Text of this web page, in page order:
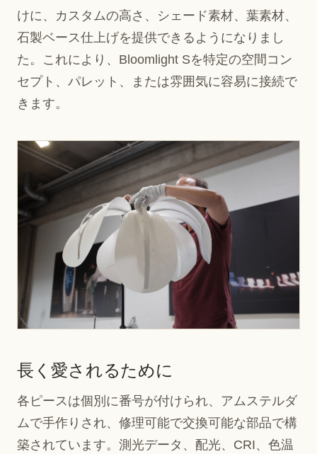
けに、カスタムの高さ、シェード素材、葉素材、
石製ベース仕上げを提供できるようになりまし
た。これにより、Bloomlight Sを特定の空間コン
セプト、パレット、または雰囲気に容易に接続で
きます。
長く愛されるために
各ピースは個別に番号が付けられ、アムステルダ
ムで手作りされ、修理可能で交換可能な部品で構
築されています。測光データ、配光、CRI、色温